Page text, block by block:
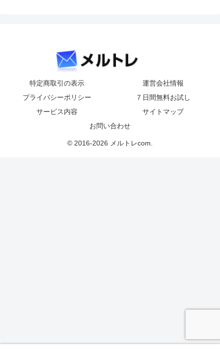
特定商取引の表示
運営会社情報
プライバシーポリシー
７日間無料お試し
サービス内容
サイトマップ
お問い合わせ
© 2016-2026 メルトレcom.